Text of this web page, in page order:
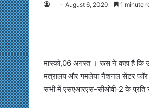
August 6, 2020 1 minute
मास्को,06 अगस्त । रूस ने कहा है कि
मंत्रालय और गमलेया नैशनल सेंटर फॉर
सभी में एसएआरएस-सीओवी-2 के प्रति